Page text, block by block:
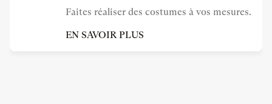
Faites réaliser des costumes à vos mesures.
EN SAVOIR PLUS